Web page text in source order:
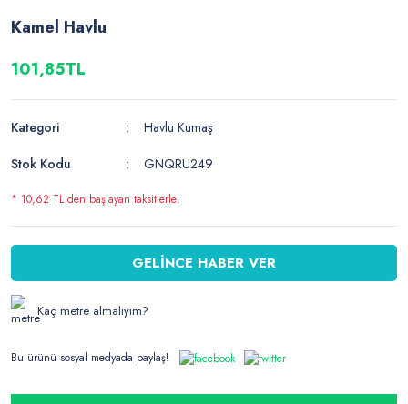
Kamel Havlu
101,85TL
Kategori
Havlu Kumaş
Stok Kodu
GNQRU249
* 10,62 TL den başlayan taksitlerle!
GELİNCE HABER VER
Kaç metre almalıyım?
Bu ürünü sosyal medyada paylaş!